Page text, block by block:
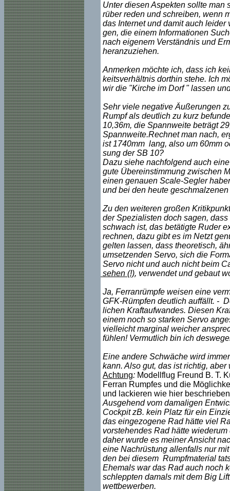
Unter diesen Aspekten sollte man
rüber reden und schreiben, wenn
das Internet und damit auch
gen, die einem Informationen
nach eigenem Verständnis und
heranzuziehen.
Anmerken möchte ich, dass ich
keitsverhältnis dorthin stehe. Ich
wir die "Kirche im Dorf " lassen
Sehr viele negative Äußerungen
Rumpf als deutlich zu kurz
10,36m, die Spannweite beträgt
Spannweite.Rechnet man nach,
ist 1740mm lang, also um 60mm
sung der SB 10?
Dazu siehe nachfolgend auch
gute Übereinstimmung zwischen
einen genauen Scale-Segler
und bei den heute
Zu den weiteren großen
der Spezialisten doch sagen,
schwach ist, das betätigte Ruder
rechnen, dazu gibt es im Netzt
gelten lassen, dass theoretisch,
umsetzenden Servo, sich die
Servo nicht und auch nicht beim
sehen (!), verwendet und gebaut
Ja, Ferranrümpfe weisen eine
GFK-Rümpfen deutlich auffällt. -
lichen Kraftaufwandes. Diesen
einem noch so starken Servo
vielleicht marginal weicher
fühlen! Vermutlich bin ich
Eine andere Schwäche wird
kann. Also gut, das ist richtig,
Achtung: Modellflug Freund B. T.
Ferran Rumpfes und die
und lackieren wie hier
Ausgehend vom damaligen
Cockpit zB. kein Platz für ein
das eingezogene Rad hätte viel
vorstehendes Rad hätte
daher wurde es meiner Ansicht
eine Nachrüstung allenfalls nur
den bei diesem Rumpfmaterial
Ehemals war das Rad auch noch
schleppten damals mit dem Big
wettbewerben.